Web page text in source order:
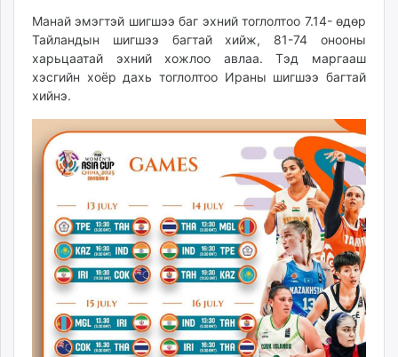
unuudur.mn
isee.mn
mglradio.com
fact.mn
itoim.mn
tumen.mn
shuum.mn
times.mn
mass.mn
unegui.mn
assa.mn
toim.mn
tac.mn
paparazzi.mn
unread.today
Манай эмэгтэй шигшээ баг эхний тоглолтоо 7.14- өдөр
Тайландын шигшээ багтай хийж, 81-74 онооны
харьцаатай эхний хожлоо авлаа. Тэд маргааш
хэсгийн хоёр дахь тоглолтоо Ираны шигшээ багтай
хийнэ.